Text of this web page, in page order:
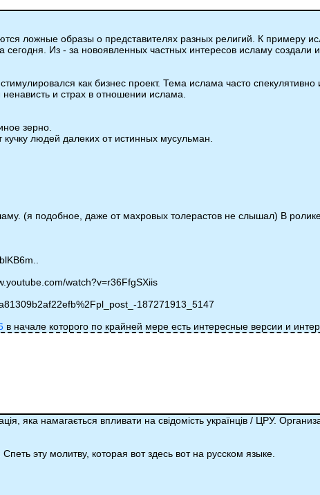
ложные образы о представителях разных религий. К примеру
Из - за новоявленных частных интересов исламу создали
как бизнес проект. Тема ислама часто
и страх в отношении ислама.
зерно.
людей далеких от истинных мусульман.
(я подобное, даже от махровых толерастов не слышал) В
watch?v=r36FfgSXiis
187271913_5147
в начале которого по крайней мере есть интересные версии и
яка намагається впливати на свідомість українців / ЦРУ.
эту молитву, которая вот здесь вот на русском языке.